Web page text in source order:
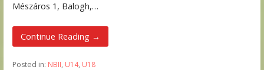
Mészáros 1, Balogh,…
Continue Reading →
Posted in: NBII, U14, U18